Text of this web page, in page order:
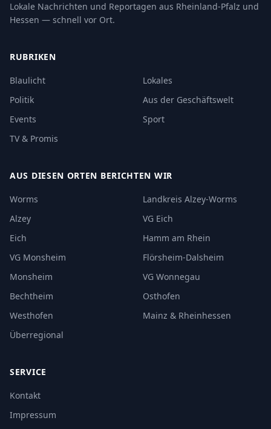
Lokale Nachrichten und Reportagen aus Rheinland-Pfalz und
Hessen — schnell vor Ort.
RUBRIKEN
Blaulicht
Lokales
Politik
Aus der Geschäftswelt
Events
Sport
TV & Promis
AUS DIESEN ORTEN BERICHTEN WIR
Worms
Landkreis Alzey-Worms
Alzey
VG Eich
Eich
Hamm am Rhein
VG Monsheim
Flörsheim-Dalsheim
Monsheim
VG Wonnegau
Bechtheim
Osthofen
Westhofen
Mainz & Rheinhessen
Überregional
SERVICE
Kontakt
Impressum